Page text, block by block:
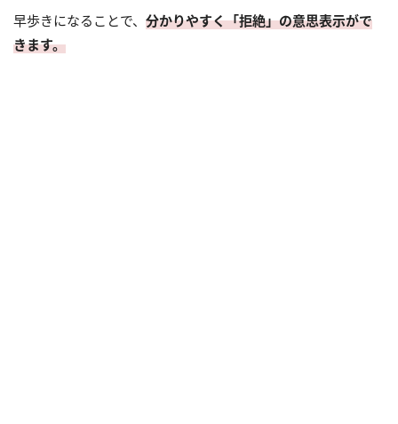
早歩きになることで、 分かりやすく「拒絶」の意思表示がで
きます。